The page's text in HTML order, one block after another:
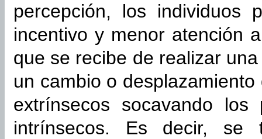
percepción, los individuos
incentivo y menor atención
que se recibe de realizar
un cambio o
extrínsecos socavando los
intrínsecos. Es decir, se